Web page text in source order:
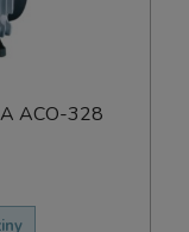
ACO-328